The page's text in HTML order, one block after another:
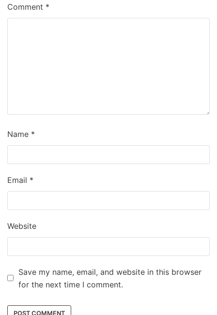
Comment *
Name *
Email *
Website
Save my name, email, and website in this browser
for the next time I comment.